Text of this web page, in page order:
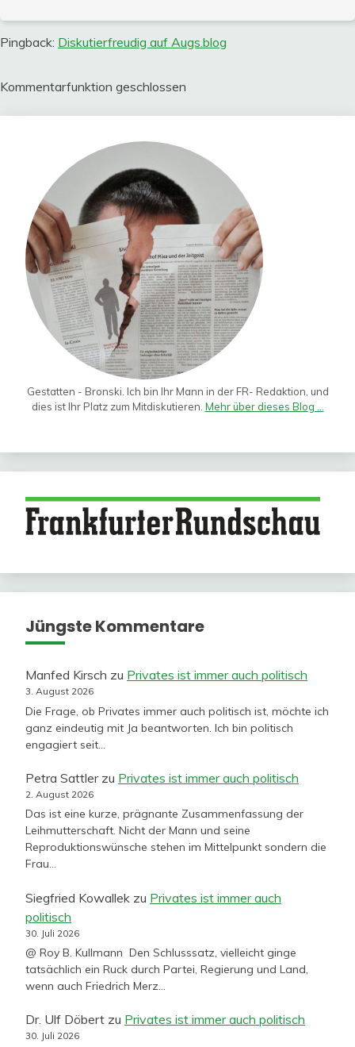
Pingback: Diskutierfreudig auf Augs.blog
Kommentarfunktion geschlossen
Gestatten - Bronski. Ich bin Ihr Mann in der FR- Redaktion, und
dies ist Ihr Platz zum Mitdiskutieren. Mehr über dieses Blog ...
Jüngste Kommentare
Manfed Kirsch zu Privates ist immer auch politisch
3. August 2026
Die Frage, ob Privates immer auch politisch ist, möchte ich
ganz eindeutig mit Ja beantworten. Ich bin politisch
engagiert seit…
Petra Sattlerzu Privates ist immer auch politisch
2. August 2026
Das ist eine kurze, prägnante Zusammenfassung der
Leihmutterschaft. Nicht der Mann und seine
Reproduktionswünsche stehen im Mittelpunkt sondern die
Frau…
Siegfried Kowallek zu Privates ist immer auch
politisch
30. Juli 2026
@ Roy B. Kullmann Den Schlusssatz, vielleicht ginge
tatsächlich ein Ruck durch Partei, Regierung und Land,
wenn auch Friedrich Merz…
Dr. Ulf Döbert zu Privates ist immer auch politisch
30. Juli 2026